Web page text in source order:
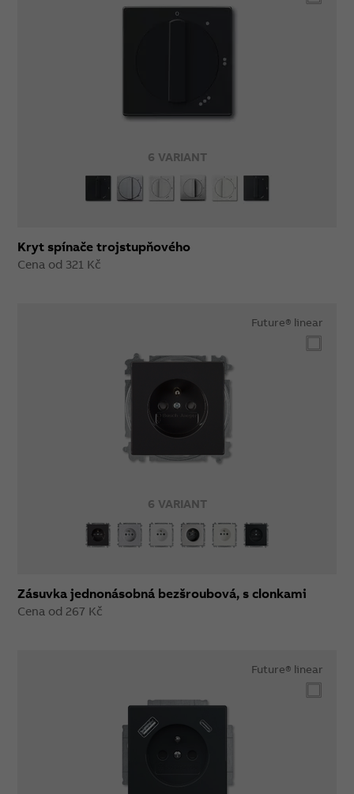
6 VARIANT
Kryt spínače trojstupňového
Cena od 321 Kč
6 VARIANT
Future® linear
Zásuvka jednonásobná bezšroubová, s clonkami
Cena od 267 Kč
Future® linear